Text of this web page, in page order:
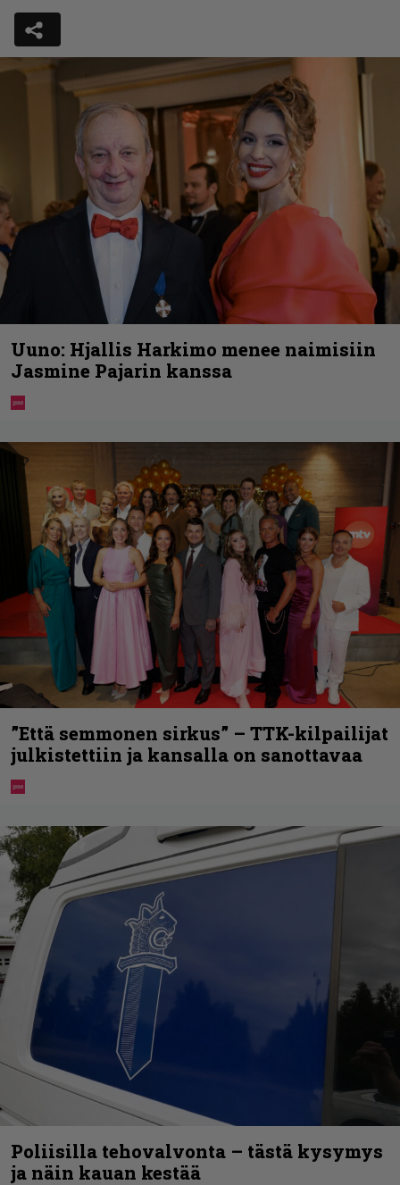
Uuno: Hjallis Harkimo menee naimisiin
Jasmine Pajarin kanssa
”Että semmonen sirkus” – TTK-kilpailijat
julkistettiin ja kansalla on sanottavaa
Poliisilla tehovalvonta – tästä kysymys
ja näin kauan kestää